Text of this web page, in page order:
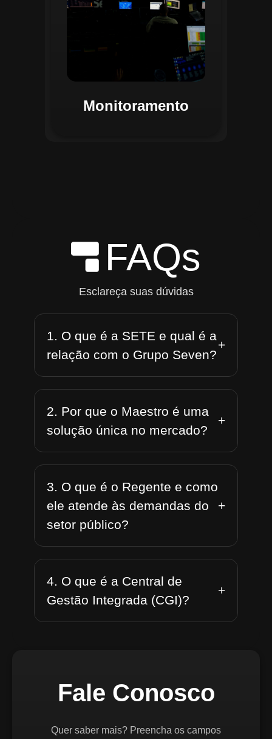
Monitoramento
FAQs
Esclareça suas dúvidas
1. O que é a SETE e qual é a
relação com o Grupo Seven?
+
2. Por que o Maestro é uma
solução única no mercado?
+
3. O que é o Regente e como
ele atende às demandas do
setor público?
+
4. O que é a Central de
Gestão Integrada (CGI)?
+
Fale Conosco
Quer saber mais? Preencha os campos